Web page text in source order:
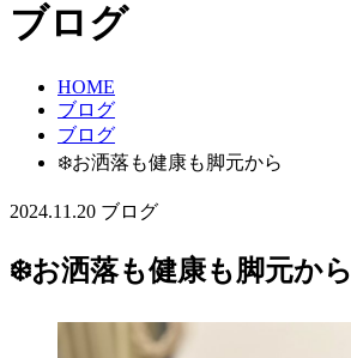
ブログ
HOME
ブログ
ブログ
❄️お洒落も健康も脚元から
2024.11.20 ブログ
❄️お洒落も健康も脚元から